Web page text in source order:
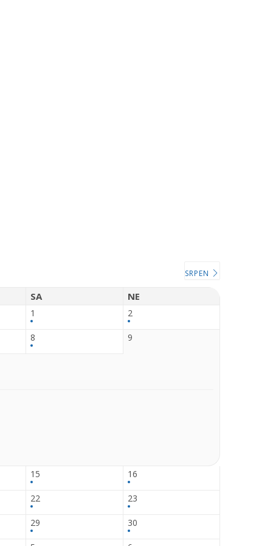
SRPEN
SA NE
1 2
8 9
15 16
22 23
29 30